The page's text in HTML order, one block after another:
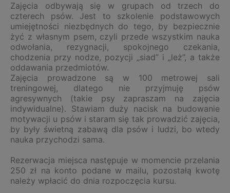
Zajęcia odbywają się w grupach od trzech do
czterech psów. Jest to szkolenie podstawowych
umiejętności niezbędnych do tego, by bezpiecznie
żyć z własnym psem, czyli przede wszystkim nauka
odwołania, rezygnacji, spokojnego czekania,
chodzenia przy nodze, pozycji „siad” i „leż”, a także
oddawania przedmiotów.
Zajęcia prowadzone są w 100 metrowej sali
treningowej, dlatego nie przyjmuję psów
agresywnych (takie psy zapraszam na zajęcia
indywidualne). Stawiam duży nacisk na budowanie
motywacji u psów i staram się tak prowadzić zajęcia,
by były świetną zabawą dla psów i ludzi, bo wtedy
nauka przychodzi sama.
Rezerwacja miejsca następuje w momencie przelania
250 zł na konto podane w mailu, pozostałą kwotę
należy wpłacić do dnia rozpoczęcia kursu.